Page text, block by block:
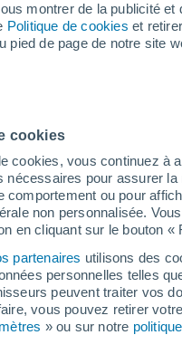
montrer de la publicité
Politique de cookies et
pied de page de notre site
cookies
cookies, vous continuez à
pour assurer
ou pour
non personnalisée.
en cliquant sur le bouton «
partenaires utilisons des
personnelles telles
peuvent traiter vos
vous pouvez retirer
» ou sur notre